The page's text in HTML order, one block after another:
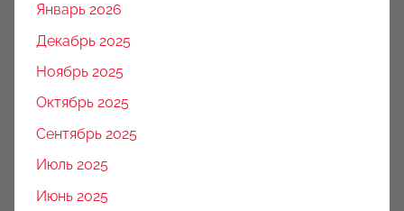
Январь 2026
Декабрь 2025
Ноябрь 2025
Октябрь 2025
Сентябрь 2025
Июль 2025
Июнь 2025